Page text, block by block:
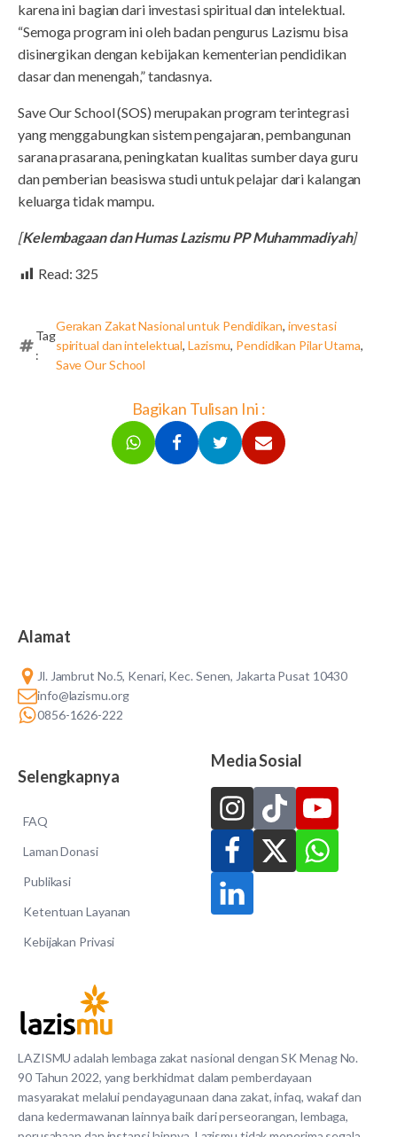
karena ini bagian dari investasi spiritual dan intelektual.
“Semoga program ini oleh badan pengurus Lazismu bisa
disinergikan dengan kebijakan kementerian pendidikan
dasar dan menengah,” tandasnya.
Save Our School (SOS) merupakan program terintegrasi
yang menggabungkan sistem pengajaran, pembangunan
sarana prasarana, peningkatan kualitas sumber daya guru
dan pemberian beasiswa studi untuk pelajar dari kalangan
keluarga tidak mampu.
[Kelembagaan dan Humas Lazismu PP Muhammadiyah]
Read: 325
Tag
:
Gerakan Zakat Nasional untuk Pendidikan, investasi
spiritual dan intelektual,Lazismu, Pendidikan Pilar Utama,
Save Our School
Bagikan Tulisan Ini :
LAZISMU adalah lembaga zakat nasional dengan SK Menag No.
90 Tahun 2022, yang berkhidmat dalam pemberdayaan
masyarakat melalui pendayagunaan dana zakat, infaq, wakaf dan
dana kedermawanan lainnya baik dari perseorangan, lembaga,
Alamat
Jl. Jambrut No.5, Kenari, Kec. Senen, Jakarta Pusat 10430
info@lazismu.org
0856-1626-222
Selengkapnya
FAQ
Laman Donasi
Publikasi
Ketentuan Layanan
Kebijakan Privasi
Media Sosial